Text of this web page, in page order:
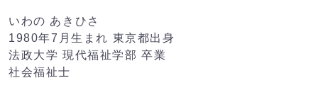
いわの あきひさ
1980年7月生まれ 東京都出身
法政大学 現代福祉学部 卒業
社会福祉士